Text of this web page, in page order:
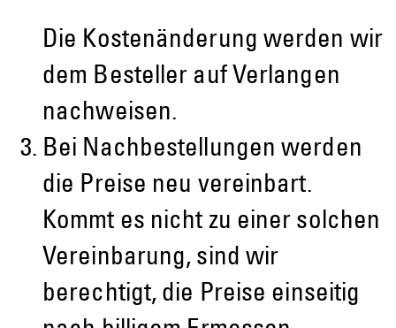
Die Kostenänderung werden wir
dem Besteller auf Verlangen
nachweisen.
Bei Nachbestellungen werden
die Preise neu vereinbart.
Kommt es nicht zu einer solchen
Vereinbarung, sind wir
berechtigt, die Preise einseitig